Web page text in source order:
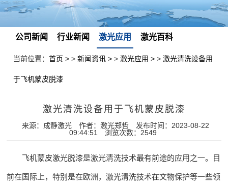
公司新闻 行业新闻 激光应用 激光百科
当前位置：首页 >新闻资讯 >激光应用 >激光清洗设备用
于飞机蒙皮脱漆
激光清洗设备用于飞机蒙皮脱漆
来源：成静激光 作者：激光郑哲
发布时间：2023-08-22
09:44:51
浏览次数：2549
飞机蒙皮激光脱漆是激光清洗技术最有前途的应用之一。目
前在国际上，特别是在欧洲，激光清洗技术在文物保护等一些领